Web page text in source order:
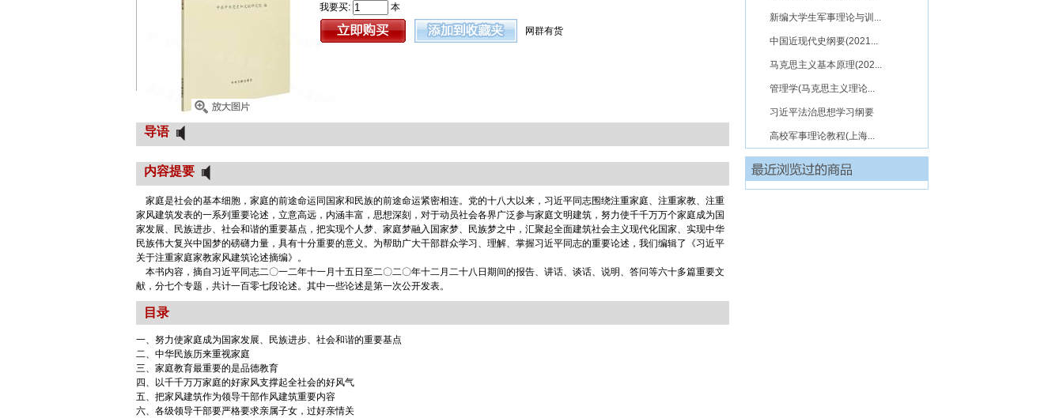
我要买: 本
网群有货
导语
内容提要
家庭是社会的基本细胞，家庭的前途命运同国家和民族的前途命运紧密相连。党的十八大以来，习近平同志围绕注重家庭、注重家教、注重
家风建筑发表的一系列重要论述，立意高远，内涵丰富，思想深刻，对于动员社会各界广泛参与家庭文明建筑，努力使千千万万个家庭成为国
家发展、民族进步、社会和谐的重要基点，把实现个人梦、家庭梦融入国家梦、民族梦之中，汇聚起全面建筑社会主义现代化国家、实现中华
民族伟大复兴中国梦的磅礴力量，具有十分重要的意义。为帮助广大干部群众学习、理解、掌握习近平同志的重要论述，我们编辑了《习近平
关于注重家庭家教家风建筑论述摘编》。
本书内容，摘自习近平同志二〇一二年十一月十五日至二〇二〇年十二月二十八日期间的报告、讲话、谈话、说明、答问等六十多篇重要文
献，分七个专题，共计一百零七段论述。其中一些论述是第一次公开发表。
目录
一、努力使家庭成为国家发展、民族进步、社会和谐的重要基点
二、中华民族历来重视家庭
三、家庭教育最重要的是品德教育
四、以千千万万家庭的好家风支撑起全社会的好风气
五、把家风建筑作为领导干部作风建筑重要内容
六、各级领导干部要严格要求亲属子女，过好亲情关
新编大学生军事理论与训...
中国近现代史纲要(2021...
马克思主义基本原理(202...
管理学(马克思主义理论...
习近平法治思想学习纲要
高校军事理论教程(上海...